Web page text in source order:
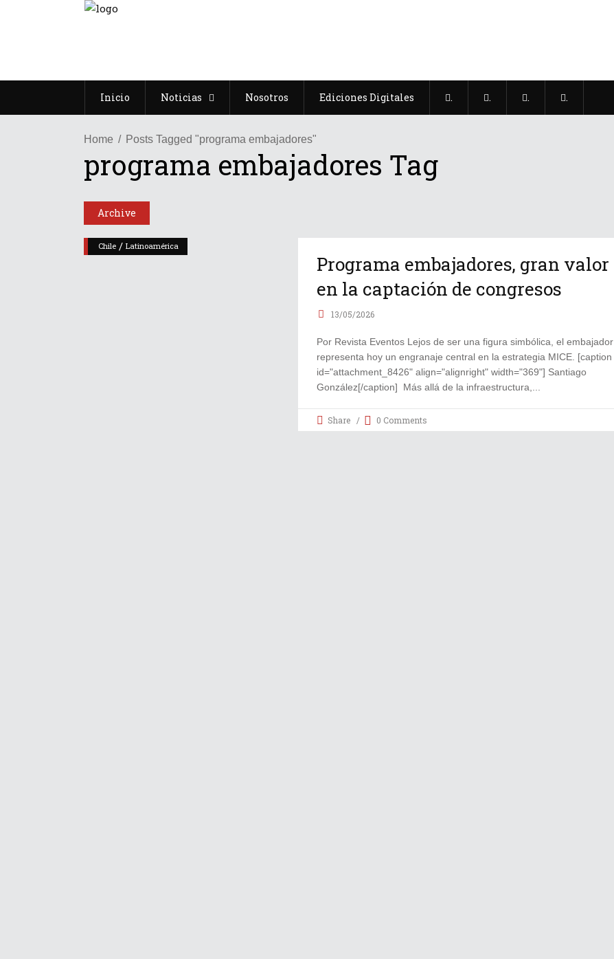
Inicio Noticias Nosotros Ediciones Digitales . . . .
Home Posts Tagged "programa embajadores"
programa embajadores Tag
Archive
Chile / Latinoamérica
Programa embajadores, gran valor
en la captación de congresos
13/05/2026
Por Revista Eventos Lejos de ser una figura simbólica, el embajador
representa hoy un engranaje central en la estrategia MICE. [caption
id="attachment_8426" align="alignright" width="369"] Santiago
González[/caption] Más allá de la infraestructura,
Share 0 Comments